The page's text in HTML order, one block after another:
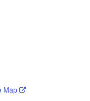
Map